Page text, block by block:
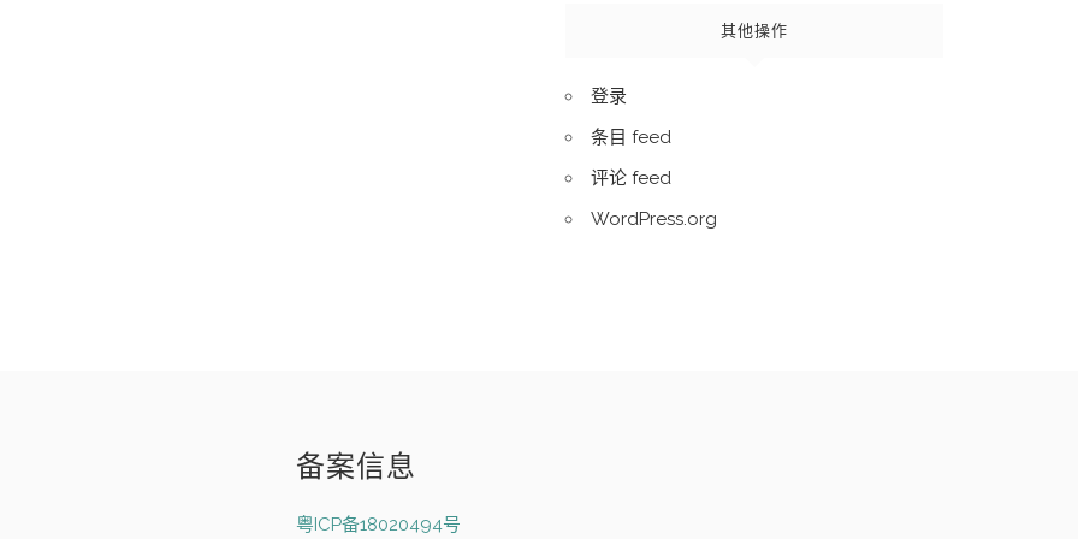
其他操作
登录
条目 feed
评论 feed
WordPress.org
备案信息
粤ICP备18020494号